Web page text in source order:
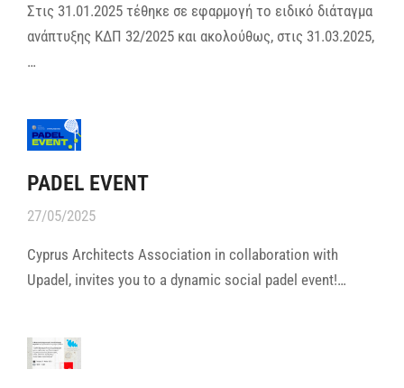
Στις 31.01.2025 τέθηκε σε εφαρμογή το ειδικό διάταγμα
ανάπτυξης ΚΔΠ 32/2025 και ακολούθως, στις 31.03.2025,
…
PADEL EVENT
27/05/2025
Cyprus Architects Association in collaboration with
Upadel, invites you to a dynamic social padel event!…